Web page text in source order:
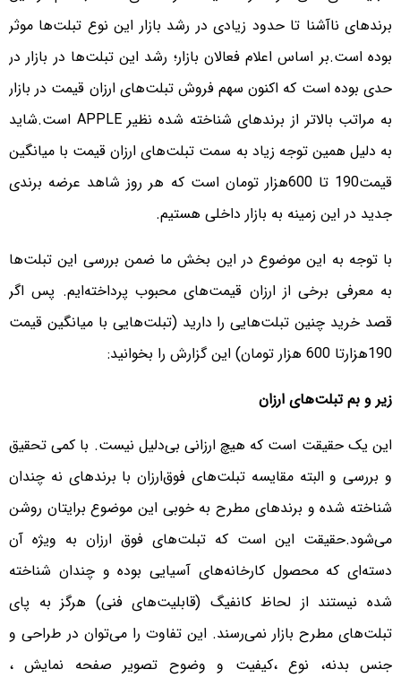
برندهای ناآشنا تا حدود زیادی در رشد بازار این نوع تبلت‌ها موثر
بوده است.بر اساس اعلام فعالان بازار؛ رشد این تبلت‌ها در بازار در
حدی بوده است که اکنون سهم فروش تبلت‌های ارزان قیمت در بازار
به مراتب بالاتر از برندهای شناخته شده نظیر APPLE است.
شاید
به دلیل همین توجه زیاد به سمت تبلت‌های ارزان قیمت با میانگین
قیمت190 تا 600هزار تومان است که هر روز شاهد عرضه برندی
جدید در این زمینه به بازار داخلی هستیم.
با توجه به این موضوع در این بخش ما ضمن بررسی این تبلت‌ها
به معرفی برخی از ارزان قیمت‌های محبوب پرداخته‌ایم. پس اگر
قصد خرید چنین تبلت‌هایی را دارید (تبلت‌هایی با میانگین قیمت
190هزارتا 600 هزار تومان) این گزارش را بخوانید:
زیر و بم تبلت‌های ارزان
این یک حقیقت است که هیچ ارزانی بی‌دلیل نیست. با کمی تحقیق
و بررسی و البته مقایسه تبلت‌های فوق‌ارزان با برندهای نه چندان
شناخته شده و برندهای مطرح به خوبی این موضوع برایتان روشن
می‌شود.حقیقت این است که تبلت‌های فوق ارزان به ویژه آن
دسته‌ای که محصول کارخانه‌های آسیایی بوده و چندان شناخته
شده نیستند از لحاظ کانفیگ (قابلیت‌های فنی) هرگز به پای
تبلت‌های مطرح بازار نمی‌رسند. این تفاوت را می‌توان در طراحی و
جنس بدنه، نوع ،کیفیت و وضوح تصویر صفحه نمایش ،